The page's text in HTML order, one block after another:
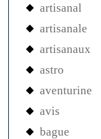
artisanal
artisanale
artisanaux
astro
aventurine
avis
bague